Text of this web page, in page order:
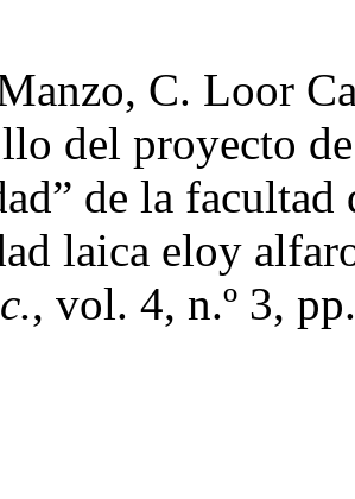
C. Loor
del proyecto
de la
laica eloy
, vol. 4, n.º 3,